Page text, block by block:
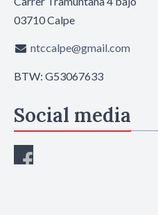
03710 Calpe
ntccalpe@gmail.com
BTW: G53067633
Social media